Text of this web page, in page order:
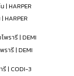
ารี | DEMI